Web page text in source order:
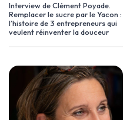
Interview de Clément Poyade.
Remplacer le sucre par le Yacon :
l’histoire de 3 entrepreneurs qui
veulent réinventer la douceur